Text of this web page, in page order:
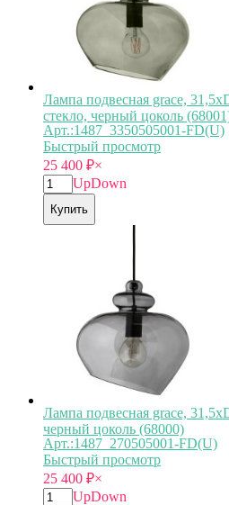
Лампа подвесная grace,
стекло, черный цоколь
Арт.:1487_3350505001-FD(U)
Быстрый просмотр
25 400 ₽×
UpDown
Купить
Лампа подвесная grace,
черный цоколь (68000)
Арт.:1487_270505001-FD(U)
Быстрый просмотр
25 400 ₽×
UpDown